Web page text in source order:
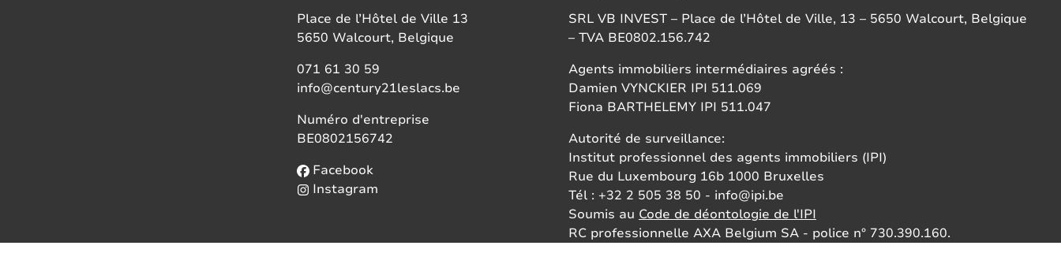
Place de l’Hôtel de Ville 13
5650 Walcourt, Belgique
071 61 30 59
info@century21leslacs.be
Numéro d'entreprise
BE0802156742
Facebook
Instagram
SRL VB INVEST – Place de l’Hôtel de Ville, 13 – 5650 Walcourt, Belgique
– TVA BE0802.156.742
Agents immobiliers intermédiaires agréés :
Damien VYNCKIER IPI 511.069
Fiona BARTHELEMY IPI 511.047
Autorité de surveillance:
Institut professionnel des agents immobiliers (IPI)
Rue du Luxembourg 16b 1000 Bruxelles
Tél : +32 2 505 38 50 - info@ipi.be
Soumis au Code de déontologie de l'IPI
RC professionnelle AXA Belgium SA - police n° 730.390.160.